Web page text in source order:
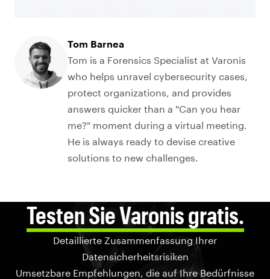
Tom Barnea
Tom is a Forensics Specialist at Varonis
who helps unravel cybersecurity cases,
protect organizations, and provides
answers quicker than a "Can you hear
me?" moment during a virtual meeting.
He is always ready to devise creative
solutions to new challenges.
Testen Sie Varonis gratis.
Detaillierte Zusammenfassung Ihrer
Datensicherheitsrisiken
Umsetzbare Empfehlungen, die auf Ihre Bedürfnisse